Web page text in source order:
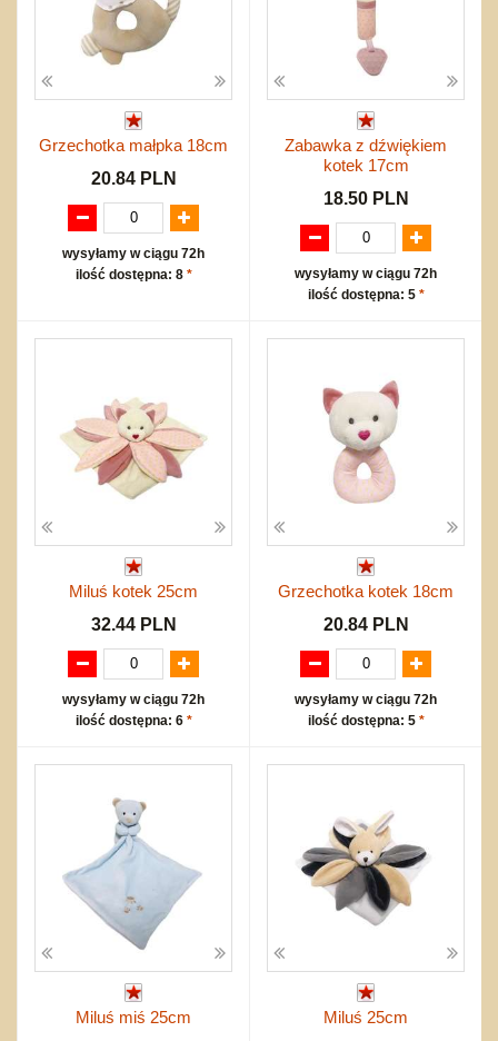
Grzechotka małpka 18cm
20.84 PLN
wysyłamy w ciągu 72h
ilość dostępna: 8 *
Zabawka z dźwiękiem
kotek 17cm
18.50 PLN
wysyłamy w ciągu 72h
ilość dostępna: 5 *
Miluś kotek 25cm
32.44 PLN
wysyłamy w ciągu 72h
ilość dostępna: 6 *
Grzechotka kotek 18cm
20.84 PLN
wysyłamy w ciągu 72h
ilość dostępna: 5 *
Miluś miś 25cm
Miluś 25cm